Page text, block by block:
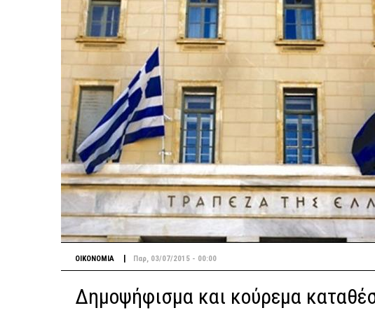
ΟΙΚΟΝΟΜΙΑ Παρ, 03/07/2015 - 00:00
Δημοψήφισμα και κούρεμα